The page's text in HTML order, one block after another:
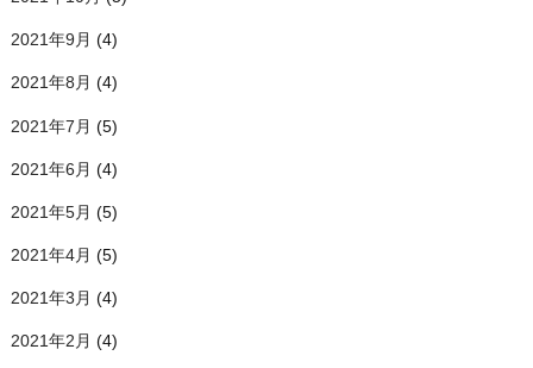
2021年9月 (4)
2021年8月 (4)
2021年7月 (5)
2021年6月 (4)
2021年5月 (5)
2021年4月 (5)
2021年3月 (4)
2021年2月 (4)